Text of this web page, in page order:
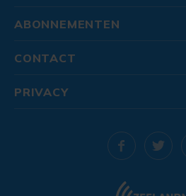
ABONNEMENTEN
CONTACT
PRIVACY